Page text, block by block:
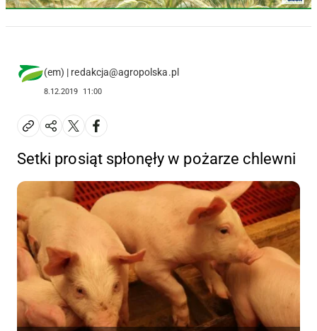
(em) | redakcja@agropolska.pl
8.12.2019 11:00
Setki prosiąt spłonęły w pożarze chlewni